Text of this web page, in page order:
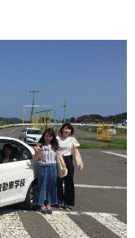
を必ずお知らせく
ことが判明した場
)
pdf/
て下記《A》また
された住民票｣の
認書類の提示。
地域、在留資
必要。
分証明書、[イ]公
全て必要。